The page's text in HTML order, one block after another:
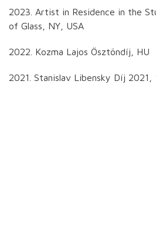
2023. Artist in Residence in the
of Glass, NY, USA
2022. Kozma Lajos Ösztöndíj, HU
2021. Stanislav Libensky Díj 2021,